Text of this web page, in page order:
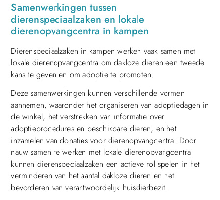
Samenwerkingen tussen
dierenspeciaalzaken en lokale
dierenopvangcentra in kampen
Dierenspeciaalzaken in kampen werken vaak samen met
lokale dierenopvangcentra om dakloze dieren een tweede
kans te geven en om adoptie te promoten.
Deze samenwerkingen kunnen verschillende vormen
aannemen, waaronder het organiseren van adoptiedagen in
de winkel, het verstrekken van informatie over
adoptieprocedures en beschikbare dieren, en het
inzamelen van donaties voor dierenopvangcentra. Door
nauw samen te werken met lokale dierenopvangcentra
kunnen dierenspeciaalzaken een actieve rol spelen in het
verminderen van het aantal dakloze dieren en het
bevorderen van verantwoordelijk huisdierbezit.